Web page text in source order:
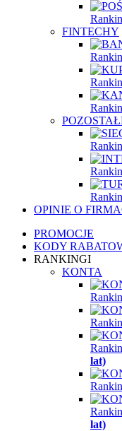
FINTECHY
OPINIE O
PROMOCJE
KODY
RANKINGI
KONTA
lat)
lat)